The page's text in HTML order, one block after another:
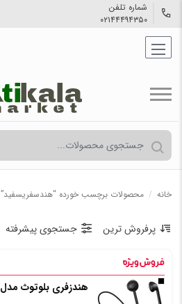
شماره تلفن
۰۲۱۴۴۴۹۴۳۵۰
خانه / محصولات برچسب خورده “هندسفریسفید”
پرفروش ترین جستجوی پیشرفته
هندزفری بلوتوث مدل S6